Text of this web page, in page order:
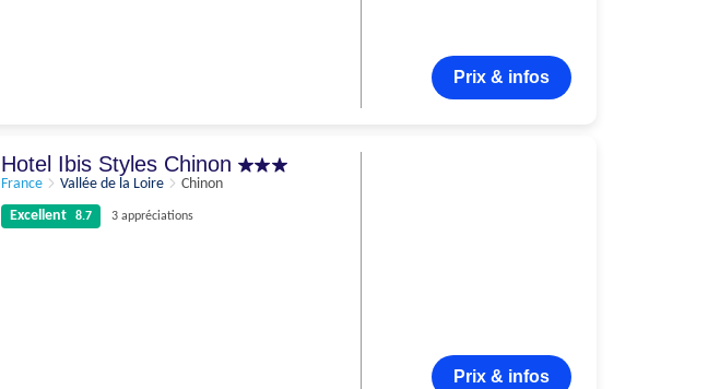
Prix & infos
Hotel Ibis Styles Chinon
France Vallée de la Loire
Chinon
Excellent
8.7 3 appréciations
Prix & infos